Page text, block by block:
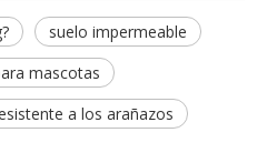
suelo impermeable
mascotas
a los arañazos